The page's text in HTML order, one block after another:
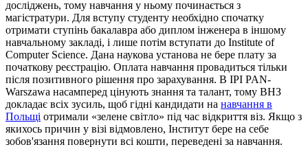
досліджень, тому навчання у ньому починається з
магістратури. Для вступу студенту необхідно спочатку
отримати ступінь бакалавра або диплом інженера в іншому
навчальному закладі, і лише потім вступати до Institute of
Computer Science. Дана наукова установа не бере плату за
початкову реєстрацію. Оплата навчання провадиться тільки
після позитивного рішення про зарахування. В IPI PAN-
Warszawa насамперед цінують знання та талант, тому ВНЗ
докладає всіх зусиль, щоб гідні кандидати на навчання в
Польщі отримали «зелене світло» під час відкриття віз. Якщо з
якихось причин у візі відмовлено, Інститут бере на себе
зобов'язання повернути всі кошти, переведені за навчання.